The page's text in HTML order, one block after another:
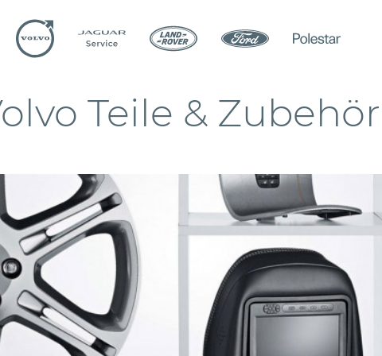
Serviceleistungen Teile & Zubehör Der Volvo Zubehör-Shop
Teile & Zubehör